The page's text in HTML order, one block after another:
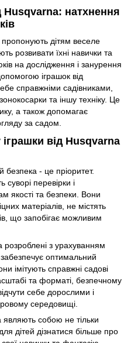
Husqvarna: натхнення
пропонують дітям веселе
розвивати їхні навички та
на дослідження і занурення
іграшок від
справжніми садівниками,
та іншу техніку. Це
а також допомагає
за садом.
від Husqvarna
безпека - це пріоритет.
суворі перевірки і
якості та безпеки. Вони
матеріалів, не містять
що запобігає можливим
розроблені з урахуванням
оптимальний
імітують справжні садові
та форматі, безпечному
себе дорослими і
середовищі.
являють собою не тільки
дітей дізнатися більше про